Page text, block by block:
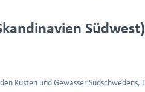
Südwest)
Küsten und Gewässer Südschwedens,